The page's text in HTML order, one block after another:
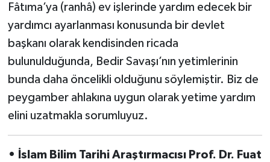
Fâtıma’ya (ranhâ) ev işlerinde yardım edecek bir
yardımcı ayarlanması konusunda bir devlet
başkanı olarak kendisinden ricada
bulunulduğunda, Bedir Savaşı’nın yetimlerinin
bunda daha öncelikli olduğunu söylemiştir. Biz de
peygamber ahlakına uygun olarak yetime yardım
elini uzatmakla sorumluyuz.
• İslam Bilim Tarihi Araştırmacısı Prof. Dr. Fuat
Çankırı Müftülüğü
Çorum Müftülüğü
Denizli Müftülüğü
Diyarbakır Müftülüğü
Düzce Müftülüğü
Bilim, Teknoloji
Biyografiler
Diyanet TV
İhtida Haberleri
YAŞAM